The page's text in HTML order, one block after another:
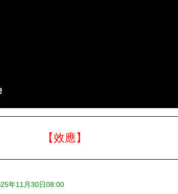
【效應】
年11月30日08:00